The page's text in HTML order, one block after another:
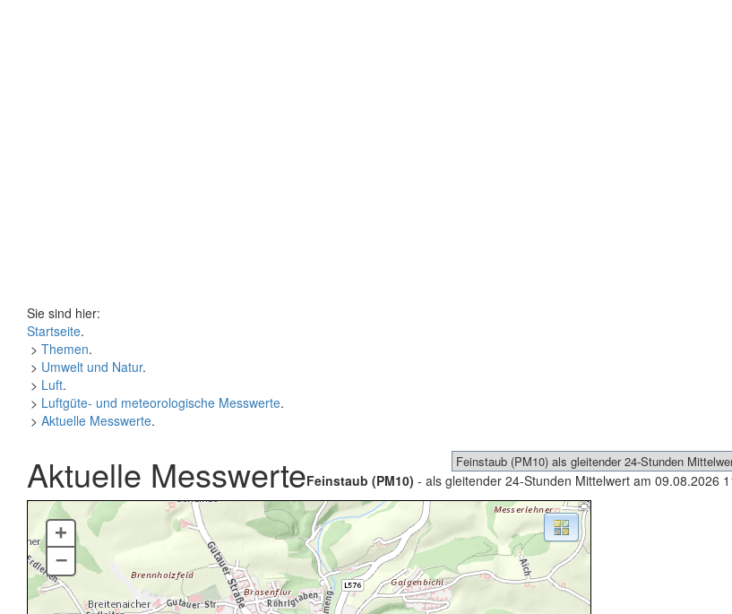
Sie sind hier:
Startseite.
> Themen.
> Umwelt und Natur.
> Luft.
> Luftgüte- und meteorologische Messwerte.
> Aktuelle Messwerte.
Aktuelle MesswerteFeinstaub (PM10) - als gleitender 24-Stunden Mittelwert am 09.08.2026
+
–